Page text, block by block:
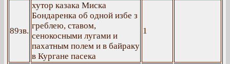
89зв.
хутор казака Миска
Бондаренка об одной избе з
греблею, ставом,
сенокосными лугами и
пахатным полем и в байраку
в Кургане пасека
1